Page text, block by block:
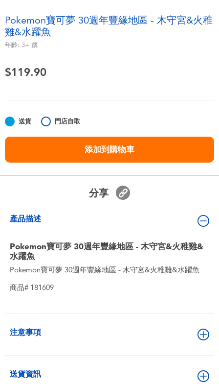
角色扮演及造型系列
人氣角色
生活精品
Globber高樂寶
Pokemon寶可夢 30週年豐緣地區 - 木守宮&火稚
雞&水躍魚
年齡: 3+ 歲
$119.90
送貨 門店自取
添加到購物車
分享
產品描述
Pokemon寶可夢 30週年豐緣地區 - 木守宮&火稚雞&
水躍魚
Pokemon寶可夢 30週年豐緣地區 - 木守宮&火稚雞&水躍魚
商品# 181609
注意事項
送貨資訊